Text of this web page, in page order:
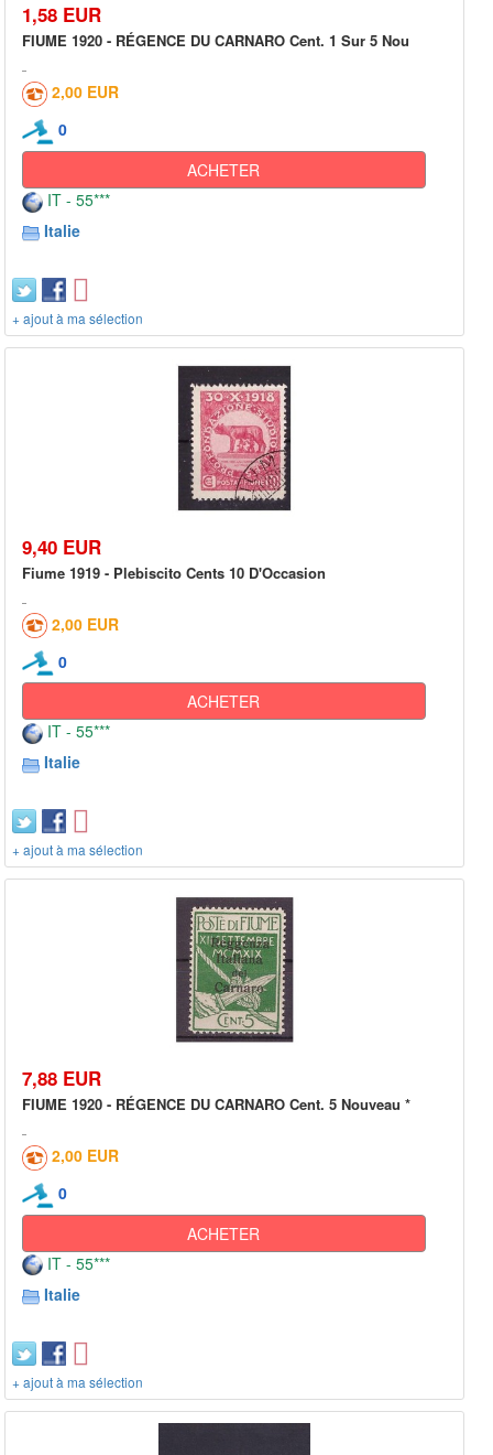
1,58 EUR
FIUME 1920 - RÉGENCE DU CARNARO Cent. 1 Sur 5 Nou
2,00 EUR
0
ACHETER
IT - 55***
Italie
+ ajout à ma sélection
9,40 EUR
Fiume 1919 - Plebiscito Cents 10 D'Occasion
2,00 EUR
0
ACHETER
IT - 55***
Italie
+ ajout à ma sélection
7,88 EUR
FIUME 1920 - RÉGENCE DU CARNARO Cent. 5 Nouveau *
2,00 EUR
0
ACHETER
IT - 55***
Italie
+ ajout à ma sélection